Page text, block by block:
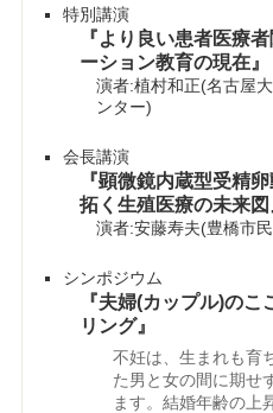
特別講演
『より良い患者医療
ーション教育の現在』
演者:植村和正(名古屋
ンター)
会長講演
『顕微鏡内蔵型受精
拓く生殖医療の未来図
演者:安藤寿夫(豊橋市
シンポジウム
『夫婦(カップル)の
リング』
不妊は、生まれも育
た男と女の間に期せ
ます。結婚年齢の上